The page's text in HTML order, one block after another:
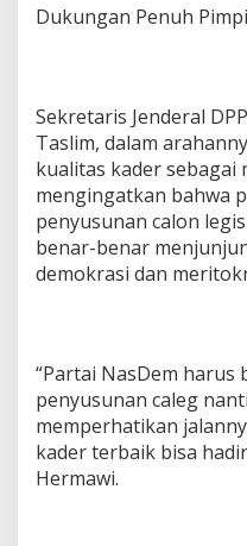
Dukungan Penuh
Sekretaris Jenderal
Taslim, dalam
kualitas kader sebagai
mengingatkan bahwa
penyusunan calon
benar-benar
demokrasi dan
“Partai NasDem harus
penyusunan caleg
memperhatikan
kader terbaik bisa
Hermawi.